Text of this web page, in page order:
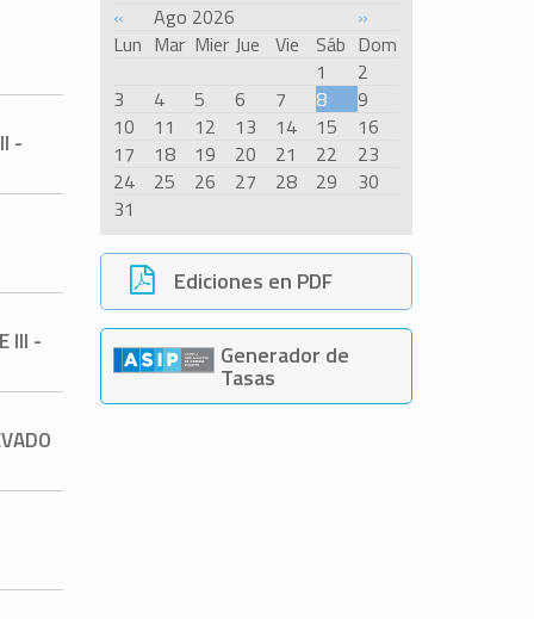
« Ago 2026
»
Lun Mar Mier Jue Vie Sáb Dom
1
2
3
4 5 6 7 8
9
10
11 12 13 14 15
16
17
18 19 20 21 22
23
24
25 26 27 28 29
30
31
Ediciones en PDF
Generador de
Tasas
-
III -